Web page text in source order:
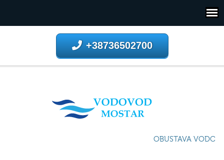
+38736502700
OBUSTAVA